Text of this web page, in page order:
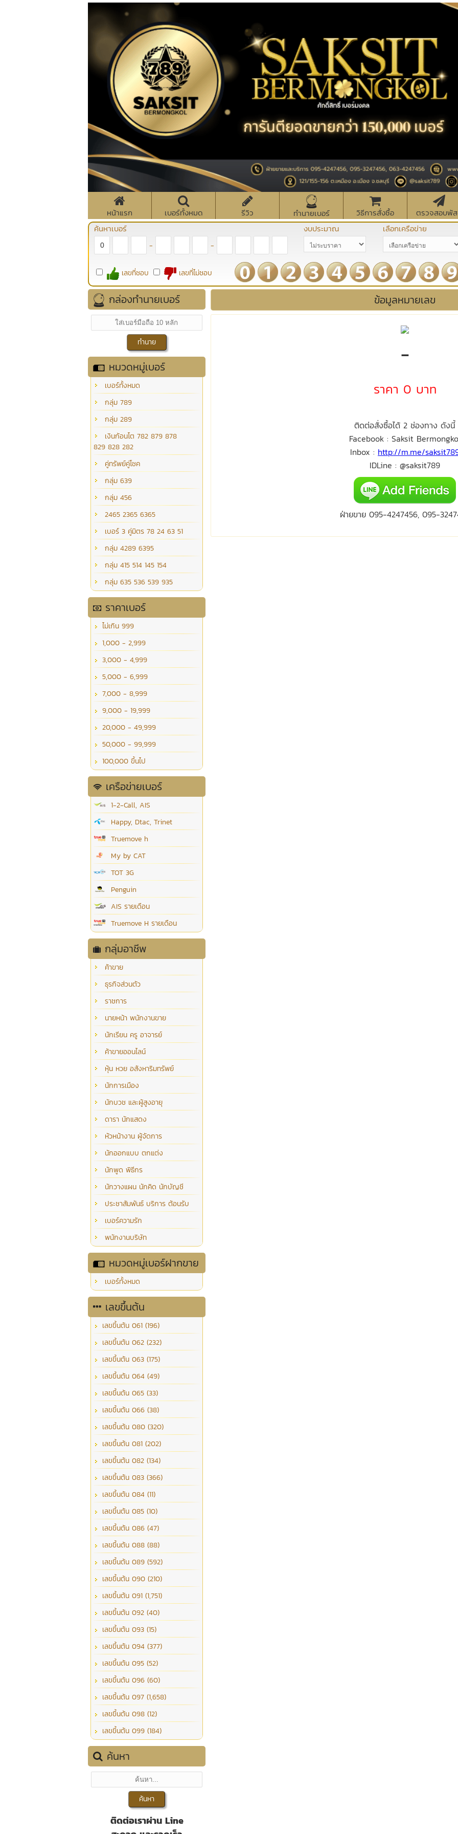
หน้าแรก เบอร์ทั้งหมด รีวิว ทำนายเบอร์ วิธีการสั่งซื้อ
ตรวจสอบพั
ค้นหาเบอร์
- -
งบประมาณ เลือกเครือข่าย
เลขที่ชอบ เลขที่ไม่ชอบ
กล่องทำนายเบอร์
หมวดหมู่เบอร์
เบอร์ทั้งหมด
กลุ่ม 789
กลุ่ม 289
เงินก้อนโต 782 879 878
829 828 282
คู่ทรัพย์คู่โชค
กลุ่ม 639
กลุ่ม 456
2465 2365 6365
เบอร์ 3 คู่มิตร 78 24 63 51
กลุ่ม 4289 6395
กลุ่ม 415 514 145 154
กลุ่ม 635 536 539 935
ราคาเบอร์
ไม่เกิน 999
1,000 - 2,999
3,000 - 4,999
5,000 - 6,999
7,000 - 8,999
9,000 - 19,999
20,000 - 49,999
50,000 - 99,999
100,000 ขึ้นไป
เครือข่ายเบอร์
1-2-Call, AIS
Happy, Dtac, Trinet
Truemove h
My by CAT
TOT 3G
Penguin
AIS รายเดือน
Truemove H รายเดือน
กลุ่มอาชีพ
ค้าขาย
ธุรกิจส่วนตัว
ราชการ
นายหน้า พนักงานขาย
นักเรียน ครู อาจารย์
ค้าขายออนไลน์
หุ้น หวย อสังหาริมทรัพย์
นักการเมือง
นักบวช และผู้สูงอายุ
ดารา นักแสดง
หัวหน้างาน ผู้จัดการ
นักออกแบบ ตกแต่ง
นักพูด พิธีกร
นักวางแผน นักคิด นักบัญชี
ประชาสัมพันธ์ บริการ ต้อนรับ
เบอร์ความรัก
พนักงานบริษัท
หมวดหมู่เบอร์ฝากขาย
เบอร์ทั้งหมด
เลขขึ้นต้น
เลขขึ้นต้น 061 (196)
เลขขึ้นต้น 062 (232)
เลขขึ้นต้น 063 (175)
เลขขึ้นต้น 064 (49)
เลขขึ้นต้น 065 (33)
เลขขึ้นต้น 066 (38)
เลขขึ้นต้น 080 (320)
เลขขึ้นต้น 081 (202)
เลขขึ้นต้น 082 (134)
เลขขึ้นต้น 083 (366)
เลขขึ้นต้น 084 (11)
เลขขึ้นต้น 085 (10)
เลขขึ้นต้น 086 (47)
เลขขึ้นต้น 088 (88)
เลขขึ้นต้น 089 (592)
เลขขึ้นต้น 090 (210)
เลขขึ้นต้น 091 (1,751)
เลขขึ้นต้น 092 (40)
เลขขึ้นต้น 093 (15)
เลขขึ้นต้น 094 (377)
เลขขึ้นต้น 095 (52)
เลขขึ้นต้น 096 (60)
เลขขึ้นต้น 097 (1,658)
เลขขึ้นต้น 098 (12)
เลขขึ้นต้น 099 (184)
ค้นหา
ติดต่อเราผ่าน Line
ข้อมูลหมายเลข
-
ราคา 0 บาท
ติดต่อสั่งซื้อได้ 2 ช่องทาง ดังนี้
Facebook : Saksit
Inbox : http://m.me/
IDLine : @saksit789
ฝ่ายขาย 095-4247456, 095-